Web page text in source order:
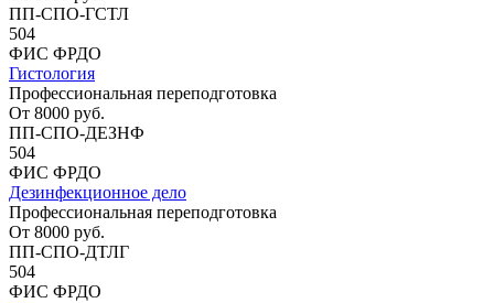
ПП-СПО-ГСТЛ
504
ФИС ФРДО
Гистология
Профессиональная переподготовка
От 8000 руб.
ПП-СПО-ДЕЗНФ
504
ФИС ФРДО
Дезинфекционное дело
Профессиональная переподготовка
От 8000 руб.
ПП-СПО-ДТЛГ
504
ФИС ФРДО